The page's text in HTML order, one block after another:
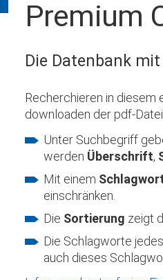
Premium
Die Datenbank
Recherchieren in diesem
downloaden der pdf-
Unter Suchbegriff
werden Überschrift,
Mit einem
einschränken.
Die Sortierung zeigt
Die Schlagworte jedes
auch dieses